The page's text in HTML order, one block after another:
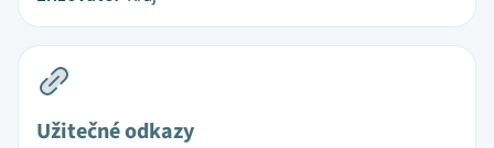
Užitečné odkazy